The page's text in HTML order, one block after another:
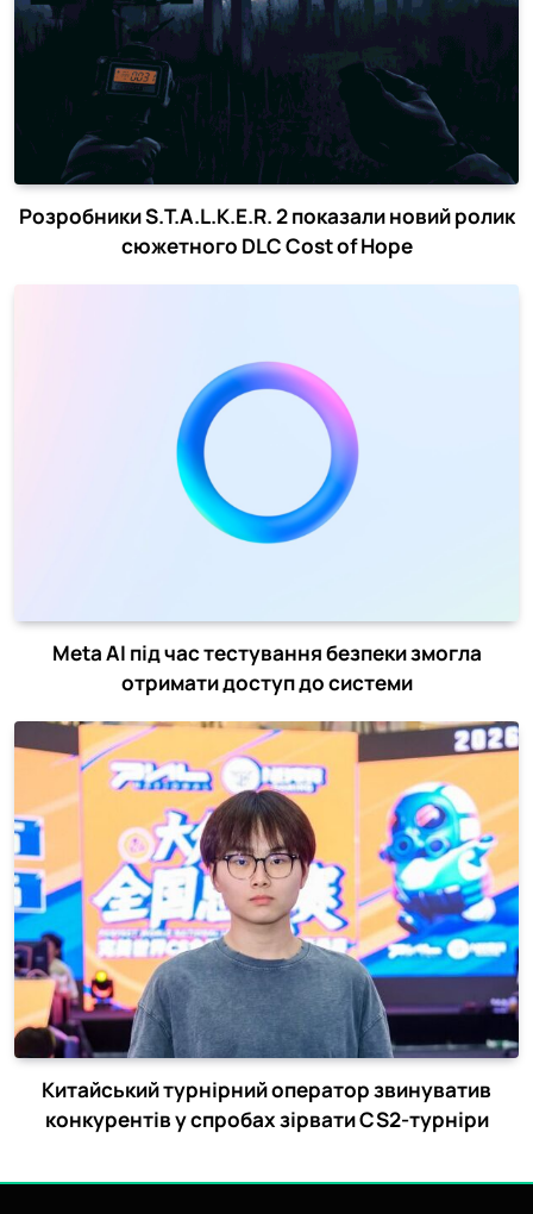
Розробники S.T.A.L.K.E.R. 2 показали новий ролик
сюжетного DLC Cost of Hope
Meta AI під час тестування безпеки змогла
отримати доступ до системи
Китайський турнірний оператор звинуватив
конкурентів у спробах зірвати CS2-турніри